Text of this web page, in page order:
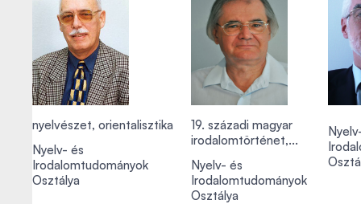
nyelvészet, orientalisztika
Nyelv- és
Irodalomtudományok
Osztálya
19. századi magyar
irodalomtörténet,...
Nyelv- és
Irodalomtudományok
Osztálya